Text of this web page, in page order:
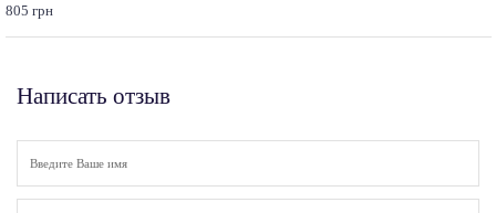
805 грн
Написать отзыв